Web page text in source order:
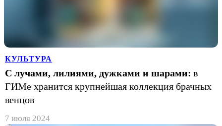
КУЛЬТУРА
С лучами, лилиями, дужками и шарами: в
ГИМе хранится крупнейшая коллекция брачных
венцов
7 июля 2024